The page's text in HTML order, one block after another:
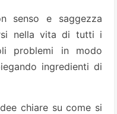
senso e saggezza
nella vita di tutti i
problemi in modo
ingredienti di
chiare su come si